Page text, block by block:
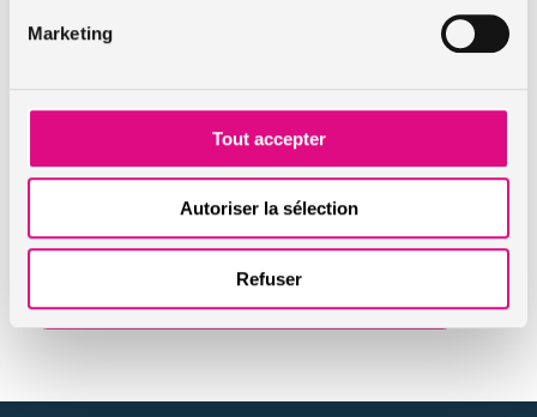
Marketing
Tout accepter
Autoriser la sélection
Refuser
Assurance santé : comment sont remboursées les
En savoir plus sur l'assurance
santé
Réaliser un devis en ligne
assurance santé